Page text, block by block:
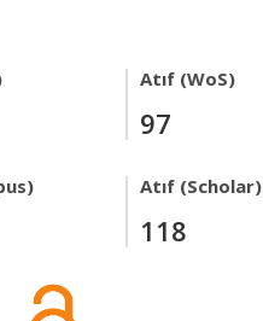
Atıf (WoS)
97
Atıf (Scholar)
118